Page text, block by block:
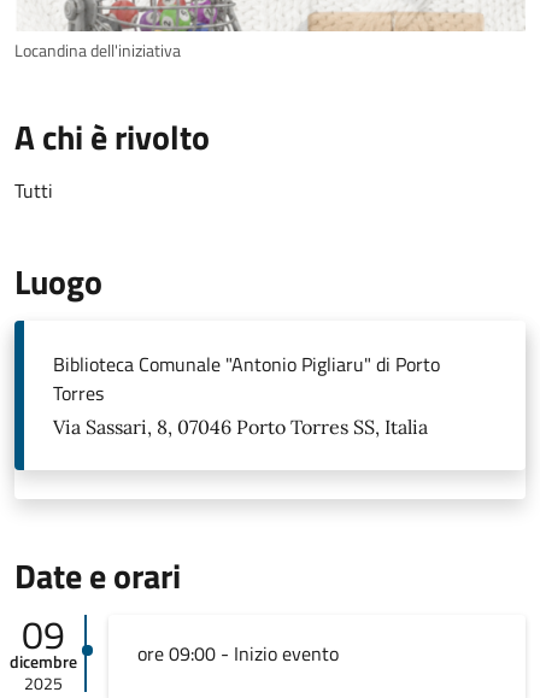
Locandina dell'iniziativa
A chi è rivolto
Tutti
Luogo
Biblioteca Comunale "Antonio Pigliaru" di Porto
Torres
Via Sassari, 8, 07046 Porto Torres SS, Italia
Date e orari
09
dicembre
2025
ore 09:00 - Inizio evento